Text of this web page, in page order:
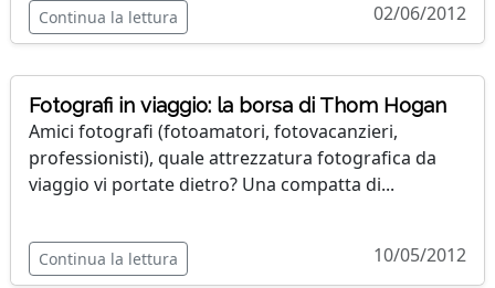
Continua la lettura 02/06/2012
Fotografi in viaggio: la borsa di Thom Hogan
Amici fotografi (fotoamatori, fotovacanzieri,
professionisti), quale attrezzatura fotografica da
viaggio vi portate dietro? Una compatta di...
Continua la lettura 10/05/2012